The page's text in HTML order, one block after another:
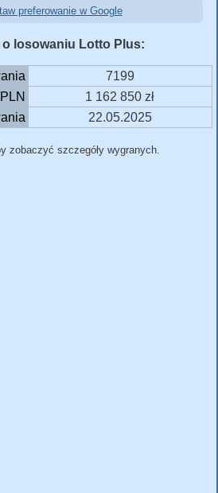
preferowanie w Google
o losowaniu Lotto Plus:
7199
1 162 850 zł
22.05.2025
zobaczyć szczegóły wygranych.